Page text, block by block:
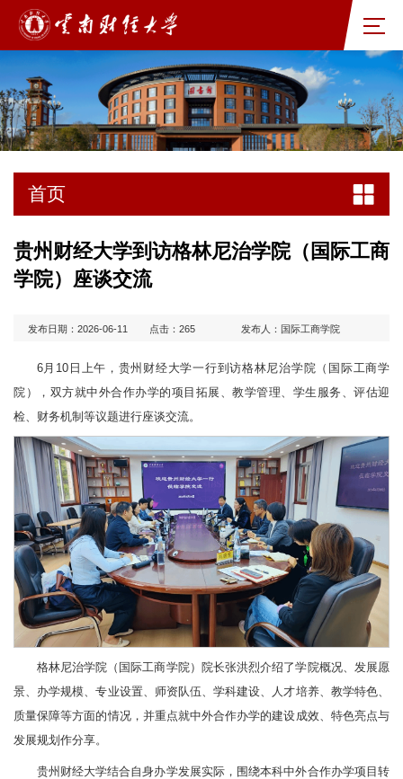
首页
贵州财经大学到访格林尼治学院（国际工商
学院）座谈交流
发布日期：2026-06-11 点击： 265 发布人：国际工商学院
6月10日上午，贵州财经大学一行到访格林尼治学院（国际工商学
院），双方就中外合作办学的项目拓展、教学管理、学生服务、评估迎
检、财务机制等议题进行座谈交流。
格林尼治学院（国际工商学院）院长张洪烈介绍了学院概况、发展愿
景、办学规模、专业设置、师资队伍、学科建设、人才培养、教学特色、
质量保障等方面的情况，并重点就中外合作办学的建设成效、特色亮点与
发展规划作分享。
贵州财经大学结合自身办学发展实际，围绕本科中外合作办学项目转